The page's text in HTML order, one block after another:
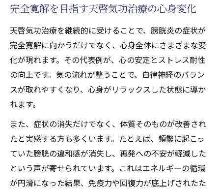
慢性症状向け天啓気功治療の応用ポイント
施術(天啓気功治療や療法)で得られる心身の
変化と完全寛解への道
エネルギーの流れを整えて根本改善に繋げる実
践法
天啓気功治療でエネルギー循環を活性化す
膀胱炎改善を目指すエネルギー調整の実際
天啓気功治療や療法で活性化するチャクラ
と気の巡りを整える天啓気功治療実践
自宅でできる気功と天啓気功治療の併用法
根本改善へ導く継続的な天啓気功治療習慣
完全寛解を目指す天啓気功治療の心身変化
天啓気功治療を継続的に受けることで、膀胱炎の症状が
完全寛解に向かうだけでなく、心身全体にさまざまな変
化が現れます。その代表例が、心の安定とストレス耐性
の向上です。気の流れが整うことで、自律神経のバラン
スが取れやすくなり、心身がリラックスした状態に導か
れます。
また、症状の消失だけでなく、体質そのものが改善され
たと実感する方も多くいます。たとえば、頻繁に起こっ
ていた膀胱の違和感が消失し、再発への不安が軽減した
という声が寄せられています。これはエネルギーの循環
が円滑になった結果、免疫力や回復力が底上げされたた